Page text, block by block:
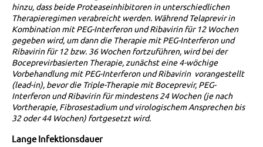
hinzu, dass beide Proteaseinhibitoren in unterschiedlichen
Therapieregimen verabreicht werden. Während Telaprevir in
Kombination mit PEG-Interferon und Ribavirin für 12 Wochen
gegeben wird, um dann die Therapie mit PEG-Interferon und
Ribavirin für 12 bzw. 36 Wochen fortzuführen, wird bei der
Boceprevirbasierten Therapie, zunächst eine 4-wöchige
Vorbehandlung mit PEG-Interferon und Ribavirin vorangestellt
(lead-in), bevor die Triple-Therapie mit Boceprevir, PEG-
Interferon und Ribavirin für mindestens 24 Wochen (je nach
Vortherapie, Fibrosestadium und virologischem Ansprechen bis
32 oder 44 Wochen) fortgesetzt wird.
Lange Infektionsdauer